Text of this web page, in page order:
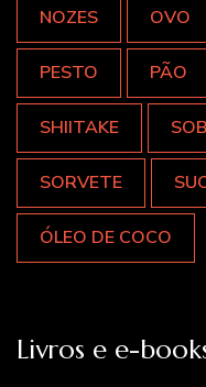
NOZES OVO
PESTO PÃO
SHIITAKE
SORVETE
ÓLEO DE COCO
Livros e e-